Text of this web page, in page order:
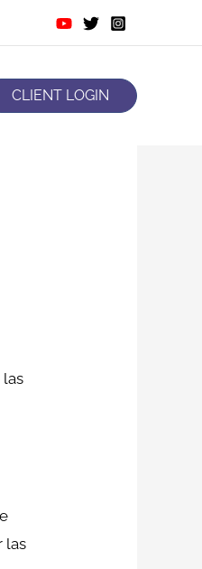
CLIENT LOGIN
las
las